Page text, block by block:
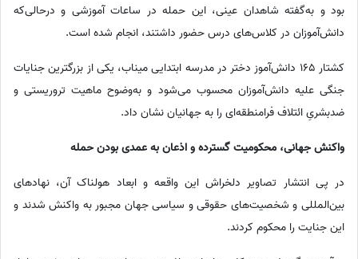
بود و به‌گفته شاهدان عینی، این حمله در ساعات آموزشی و درحالی‌که
دانش‌آموزان در کلاس‌های درس حضور داشتند، انجام شده است.
کشتار 165 دانش‌آموز دختر در مدرسه ابتدایی میناب، یکی از بزرگترین جنایات
جنگی علیه دانش‌آموزان محسوب می‌شود و به‌وضوح ماهیت تروریستی و
ضدبشریِ ائتلاف فرامنطقه‌ای را به جهانیان نشان داد.
واکنش جهانی، محکومیت گسترده و اذعان به عمدی بودن حمله
در پی انتشار تصاویر دلخراش این واقعه و ابعاد هولناک آن، نهادهای
بین‌المللی و شخصیت‌های حقوقی و سیاسی جهان مجبور به واکنش شدند و
این جنایت را محکوم کردند.